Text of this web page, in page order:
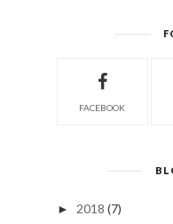
FACEBOOK
► 2018 (7)